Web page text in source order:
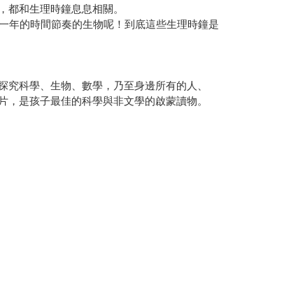
和生理時鐘息息相關。
年的時間節奏的生物呢！到底這些生理時鐘是
科學、生物、數學，乃至身邊所有的人、
是孩子最佳的科學與非文學的啟蒙讀物。